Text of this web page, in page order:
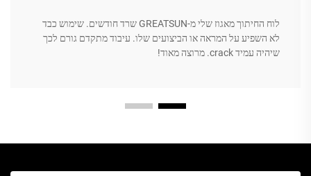
לוח החיתוך מאגוז שלי מ-GREATSUN שרד חודשים. שימוש כבד
לא השפיע על המראה או הביצועים שלו. עיבוד מתקדם גורם לכך
שיהיה עמיד crack. מרוצה מאוד!